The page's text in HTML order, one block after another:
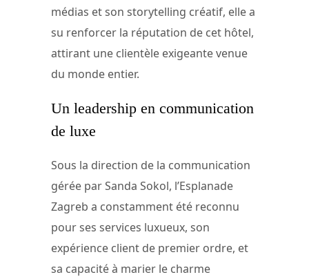
médias et son storytelling créatif, elle a
su renforcer la réputation de cet hôtel,
attirant une clientèle exigeante venue
du monde entier.
Un leadership en communication
de luxe
Sous la direction de la communication
gérée par Sanda Sokol, l’Esplanade
Zagreb a constamment été reconnu
pour ses services luxueux, son
expérience client de premier ordre, et
sa capacité à marier le charme